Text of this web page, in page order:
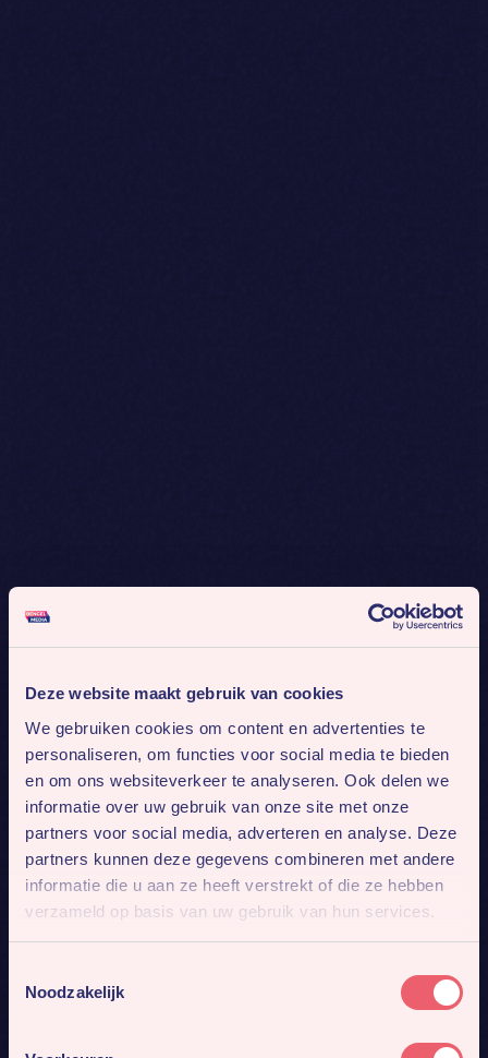
Deze website maakt gebruik van cookies
We gebruiken cookies om content en advertenties te
personaliseren, om functies voor social media te bieden
en om ons websiteverkeer te analyseren. Ook delen we
informatie over uw gebruik van onze site met onze
partners voor social media, adverteren en analyse. Deze
partners kunnen deze gegevens combineren met andere
informatie die u aan ze heeft verstrekt of die ze hebben
verzameld op basis van uw gebruik van hun services.
Noodzakelijk